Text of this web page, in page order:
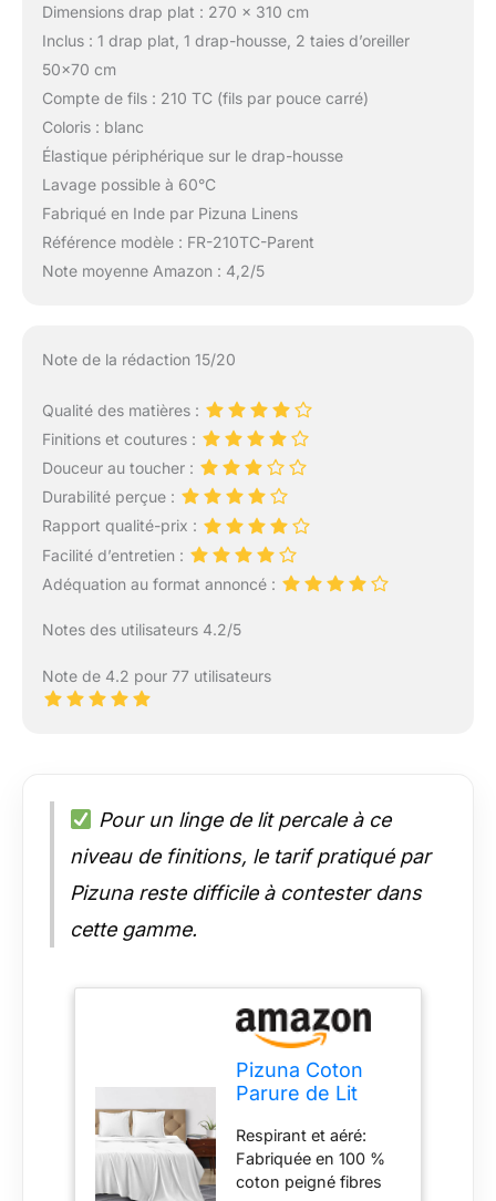
Dimensions drap plat : 270 x 310 cm
Inclus : 1 drap plat, 1 drap-housse, 2 taies d’oreiller
50×70 cm
Compte de fils : 210 TC (fils par pouce carré)
Coloris : blanc
Élastique périphérique sur le drap-housse
Lavage possible à 60°C
Fabriqué en Inde par Pizuna Linens
Référence modèle : FR-210TC-Parent
Note moyenne Amazon : 4,2/5
Note de la rédaction 15/20
Qualité des matières :
Finitions et coutures :
Douceur au toucher :
Durabilité perçue :
Rapport qualité-prix :
Facilité d’entretien :
Adéquation au format annoncé :
Notes des utilisateurs 4.2/5
Note de 4.2 pour 77 utilisateurs
Pour un linge de lit percale à ce
niveau de finitions, le tarif pratiqué par
Pizuna reste difficile à contester dans
cette gamme.
Pizuna Coton
Parure de Lit
Blanc 210 Fils
Respirant et aéré:
Fabriquée en 100 %
coton peigné fibres